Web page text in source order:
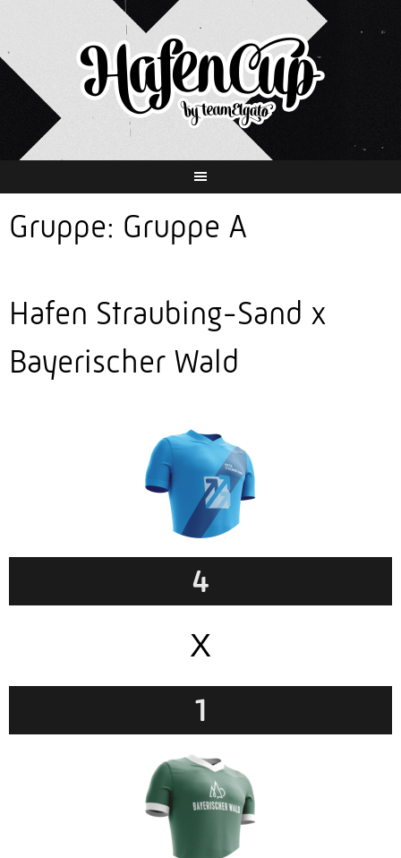
Inhalt
Gruppe: Gruppe A
Hafen Straubing-Sand x
Bayerischer Wald
4
X
1